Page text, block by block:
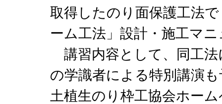
取得したのり面保護工法
ーム工法」設計・施工マ
講習内容として、同工法
の学識者による特別講演
土植生のり枠工協会ホー